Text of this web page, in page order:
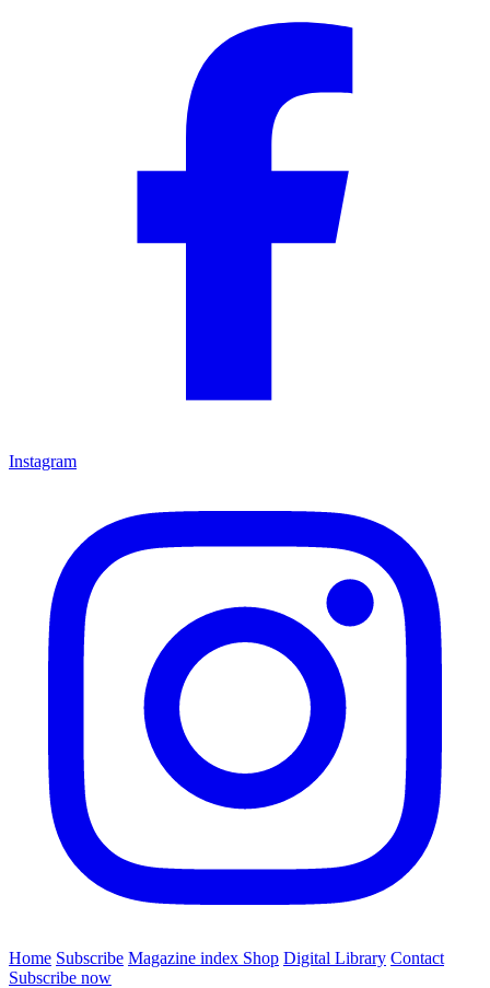
Instagram
Home Subscribe Magazine index Shop Digital Library Contact
Subscribe now